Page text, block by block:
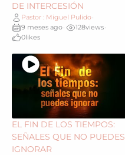
DE INTERCESIÓN
Pastor : Miguel Pulido•
9 meses ago• 128views•
0likes
EL FIN DE LOS TIEMPOS:
SEÑALES QUE NO PUEDES
IGNORAR